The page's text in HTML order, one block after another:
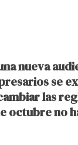
nueva
se
las
octubre no